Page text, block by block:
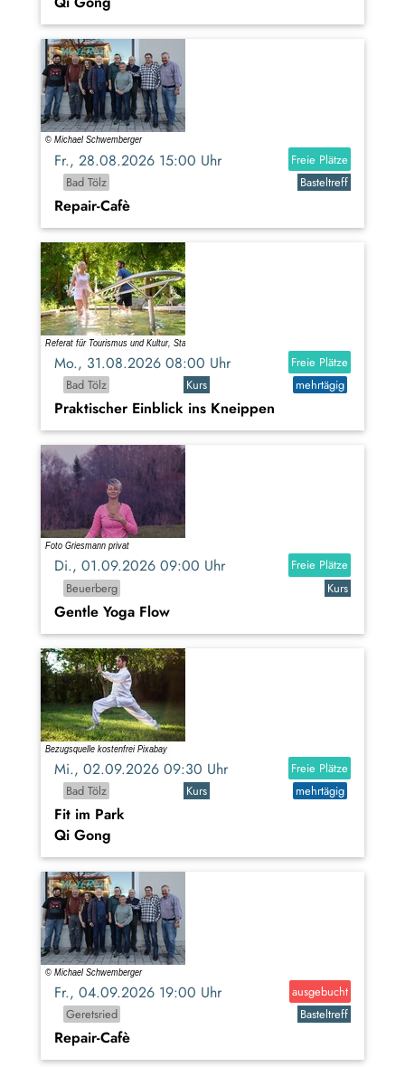
Fr., 28.08.2026 15:00 Uhr
Freie Plätze
Bad Tölz
Basteltreff
Repair-Cafè
Mo., 31.08.2026 08:00 Uhr
Freie Plätze
Bad Tölz
Kurs mehrtägig
Praktischer Einblick ins Kneippen
Di., 01.09.2026 09:00 Uhr
Freie Plätze
Beuerberg
Kurs
Gentle Yoga Flow
Mi., 02.09.2026 09:30 Uhr
Freie Plätze
Bad Tölz
Kurs mehrtägig
Fit im Park
Qi Gong
Fr., 04.09.2026 19:00 Uhr
ausgebucht
Geretsried
Basteltreff
Repair-Cafè